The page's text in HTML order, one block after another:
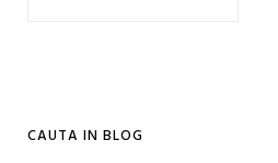
CAUTA IN BLOG